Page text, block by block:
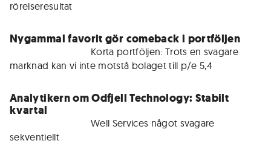
rörelseresultat
Nygammal favorit gör comeback i portföljen
Korta portföljen: Trots en svagare
marknad kan vi inte motstå bolaget till p/e 5,4
Analytikern om Odfjell Technology: Stabilt
kvartal
För medlemmar • Well Services något svagare
sekventiellt